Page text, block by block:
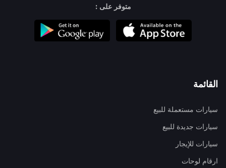
متوفر على :
القائمة
سيارات مستعملة للبيع
سيارات جديدة للبيع
سيارات للإيجار
ارقام لوحات